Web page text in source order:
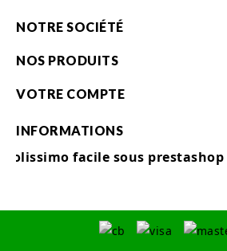
NOTRE SOCIÉTÉ
NOS PRODUITS
VOTRE COMPTE
INFORMATIONS
Colissimo facile sous prestashop